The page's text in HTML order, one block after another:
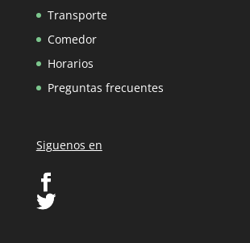
Transporte
Comedor
Horarios
Preguntas frecuentes
Siguenos en